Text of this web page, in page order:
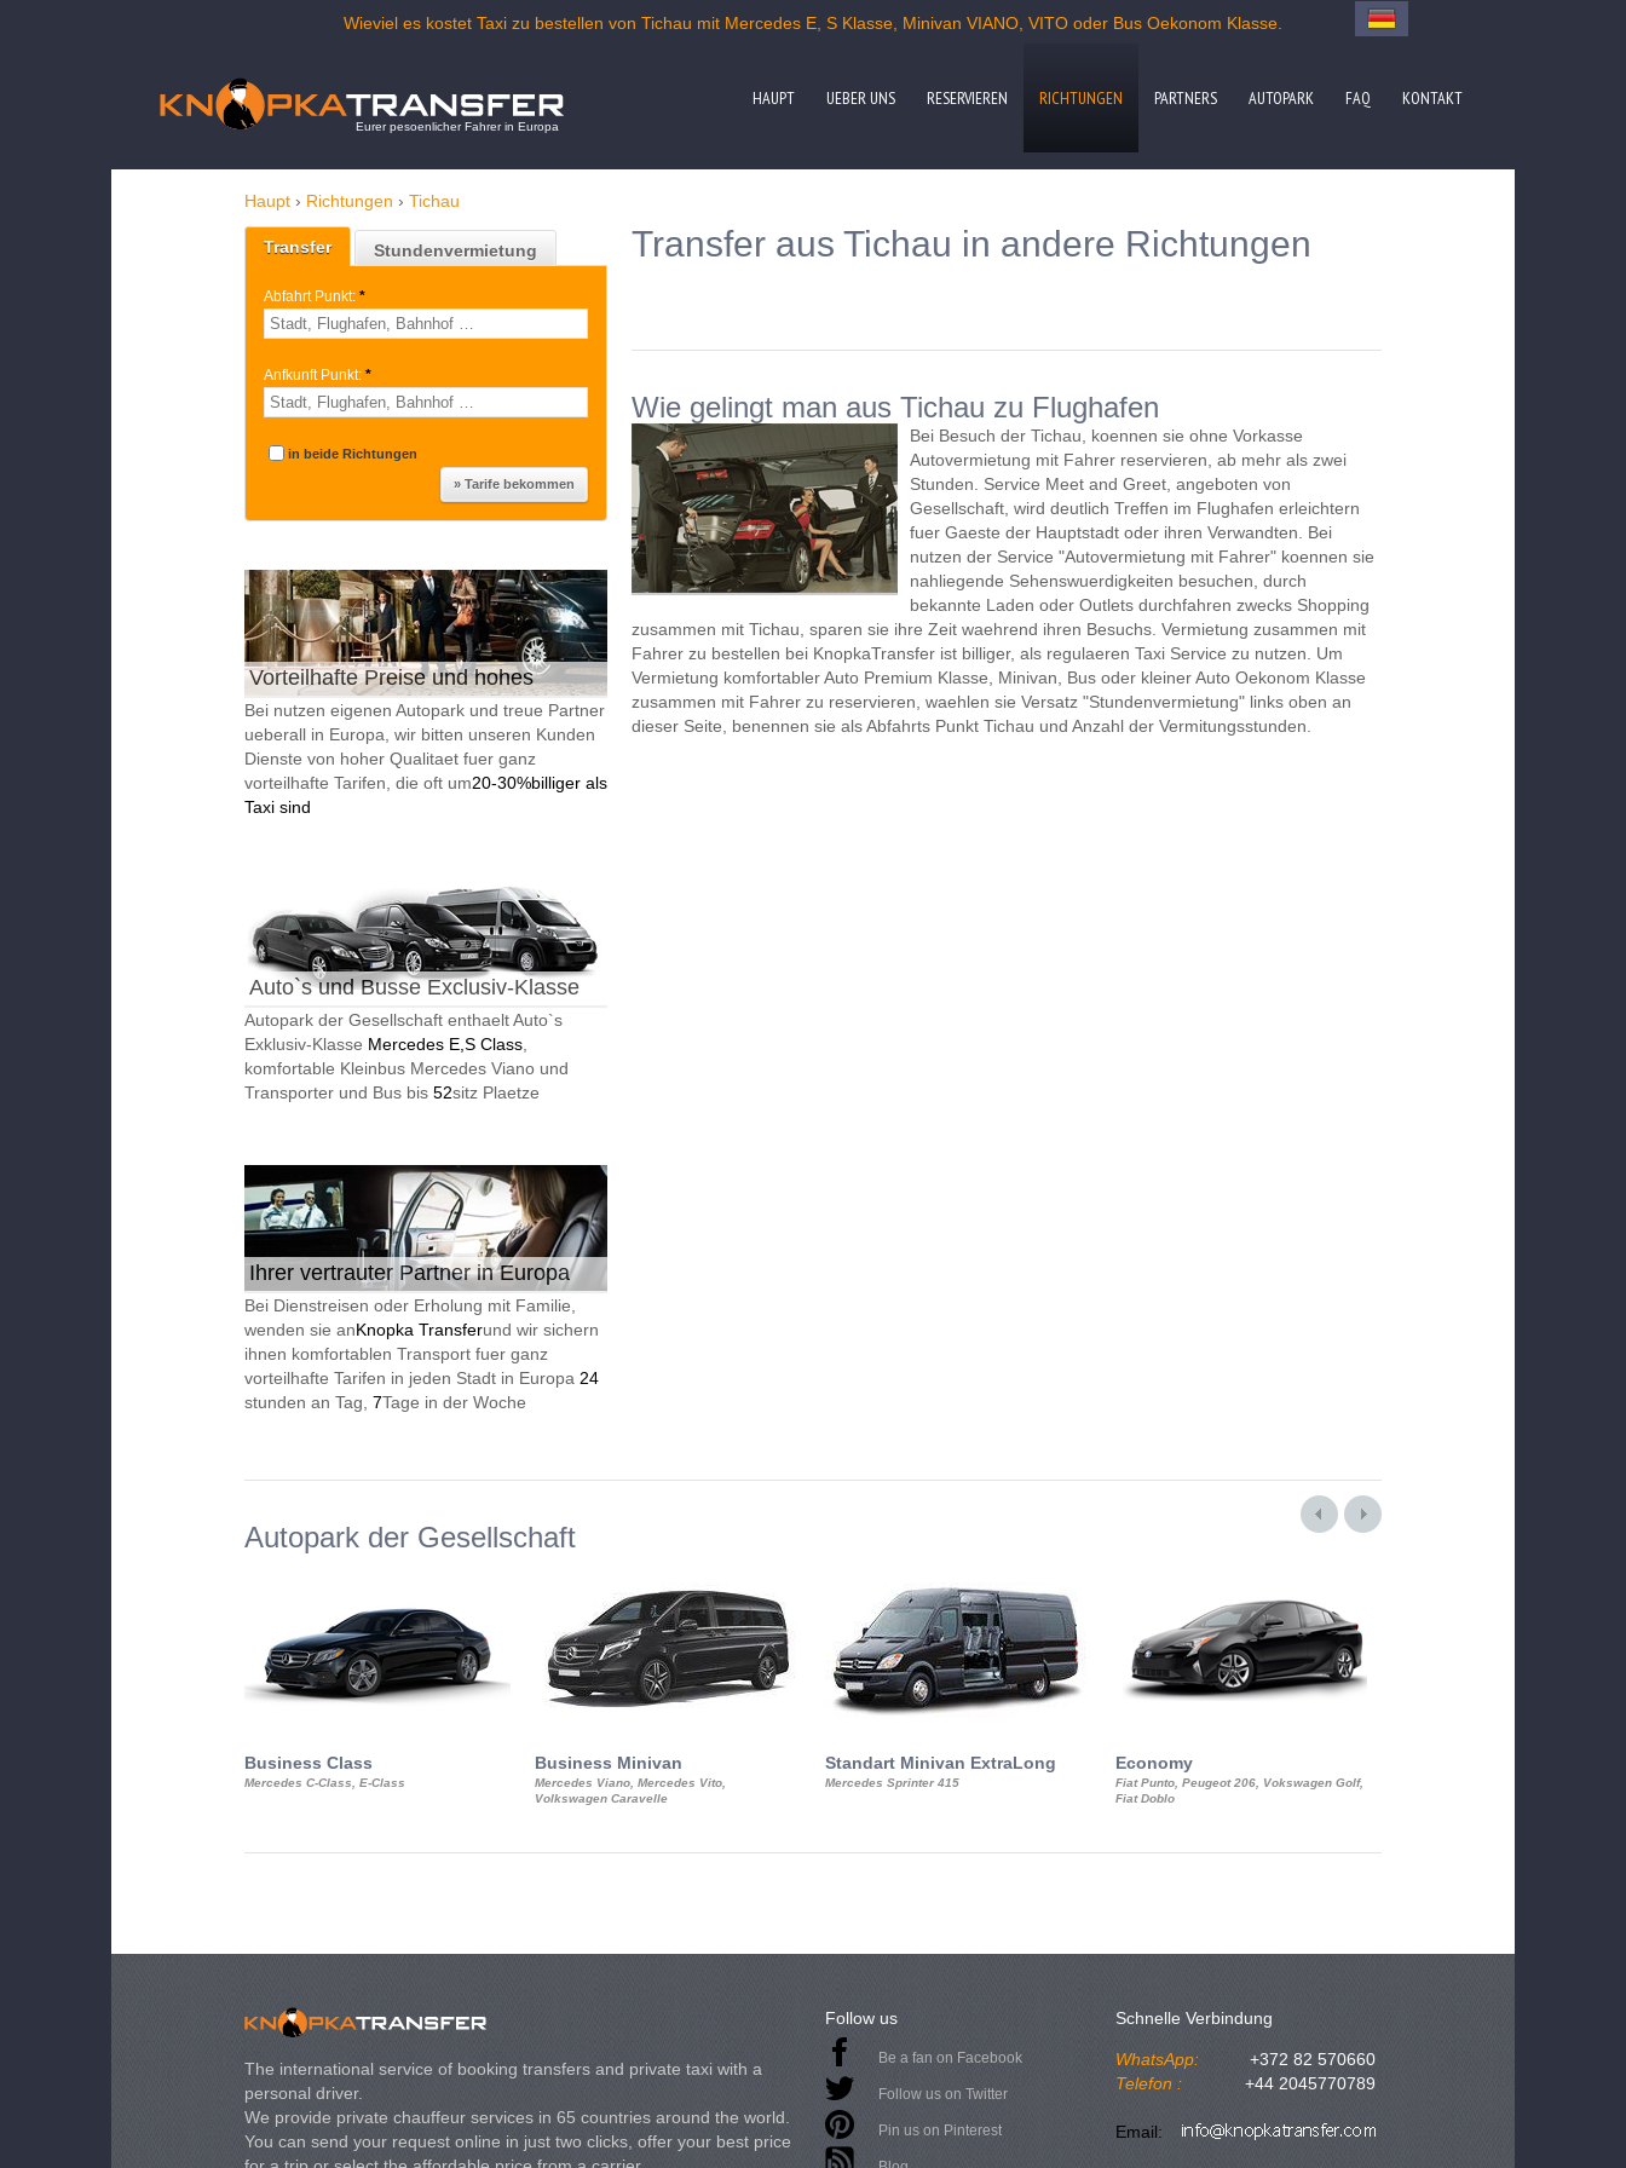
Wieviel es kostet Taxi zu bestellen von Tichau mit Mercedes E, S Klasse, Minivan VIANO, VITO oder Bus Oekonom Klasse.
Eurer pesoenlicher Fahrer in Europa
HAUPT UEBER UNS RESERVIEREN RICHTUNGEN PARTNERS AUTOPARK FAQ KONTAKT
Haupt › Richtungen › Tichau
Transfer Stundenvermietung
Abfahrt Punkt: *
Anfkunft Punkt: *
in beide Richtungen
Vorteilhafte Preise und hohes
Qualitaet
Bei nutzen eigenen Autopark und treue Partner
ueberall in Europa, wir bitten unseren Kunden
Dienste von hoher Qualitaet fuer ganz
vorteilhafte Tarifen, die oft um20-30%billiger als
Taxi sind
Auto`s und Busse Exclusiv-Klasse
Autopark der Gesellschaft enthaelt Auto`s
Exklusiv-Klasse Mercedes E,S Class
komfortable Kleinbus Mercedes Viano und
Transporter und Bus bis 52sitz Plaetze
Ihrer vertrauter Partner in Europa
24/7
Bei Dienstreisen oder Erholung mit Familie,
wenden sie anKnopka Transferund wir sichern
ihnen komfortablen Transport fuer ganz
vorteilhafte Tarifen in jeden Stadt in Europa 24
stunden an Tag, 7Tage in der Woche
Transfer aus Tichau in andere Richtungen
Wie gelingt man aus Tichau zu Flughafen
Bei Besuch der Tichau, koennen sie ohne Vorkasse
Autovermietung mit Fahrer reservieren, ab mehr als zwei
Stunden. Service Meet and Greet, angeboten von
Gesellschaft, wird deutlich Treffen im Flughafen erleichtern
fuer Gaeste der Hauptstadt oder ihren Verwandten. Bei
nutzen der Service "Autovermietung mit Fahrer" koennen sie
nahliegende Sehenswuerdigkeiten besuchen, durch
bekannte Laden oder Outlets durchfahren zwecks Shopping
zusammen mit Tichau, sparen sie ihre Zeit waehrend ihren Besuchs. Vermietung zusammen mit
Fahrer zu bestellen bei KnopkaTransfer ist billiger, als regulaeren Taxi Service zu nutzen. Um
Vermietung komfortabler Auto Premium Klasse, Minivan, Bus oder kleiner Auto Oekonom Klasse
zusammen mit Fahrer zu reservieren, waehlen sie Versatz "Stundenvermietung" links oben an
dieser Seite, benennen sie als Abfahrts Punkt Tichau und Anzahl der Vermitungsstunden.
Autopark der Gesellschaft
Business Class
Mercedes C-Class, E-Class
Business Minivan
Mercedes Viano, Mercedes Vito,
Volkswagen Caravelle
Standart Minivan ExtraLong
Mercedes Sprinter 415
Economy
Fiat Punto, Peugeot 206, Vokswagen Golf,
Fiat Doblo
The international service of booking transfers and private taxi with a
personal driver.
We provide private chauffeur services in 65 countries around the world.
You can send your request online in just two clicks, offer your best price
Follow us
Be a fan on Facebook
Follow us on Twitter
Pin us on Pinterest
Schnelle Verbindung
WhatsApp:
+372 82 570660
Telefon :
+44 2045770789
Email: